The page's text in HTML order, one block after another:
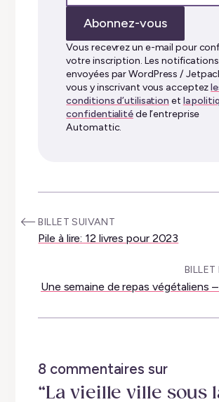
adresse
mail…
Abonnez-vous
Vous recevrez un e-mail pour
votre inscription. Les
envoyées par WordPress /
vous y inscrivant vous acceptez
conditions d’utilisation et la
confidentialitéde l’entreprise
Automattic.
:BILLET SUIVANT
Pile à lire: 12 livres pour 2023
BILLET
Une semaine de repas végétaliens
8 commentaires sur
“La vieille ville sous